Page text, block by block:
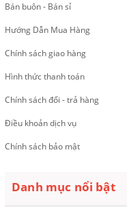
Bán buôn - Bán sỉ
Hướng Dẫn Mua Hàng
Chính sách giao hàng
Hình thức thanh toán
Chính sách đổi - trả hàng
Điều khoản dịch vụ
Chính sách bảo mật
Danh mục nổi bật